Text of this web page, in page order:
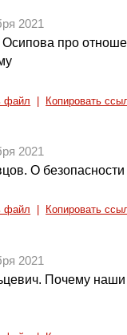
2021
Осипова про
файл Копировать
2021
О
файл Копировать
2021
Почему наши